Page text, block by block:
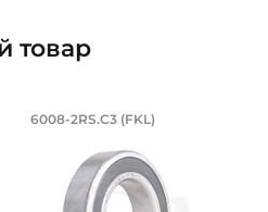
товар
мм, шариковый
Подшипник
6008-2RS.C3 (FKL)